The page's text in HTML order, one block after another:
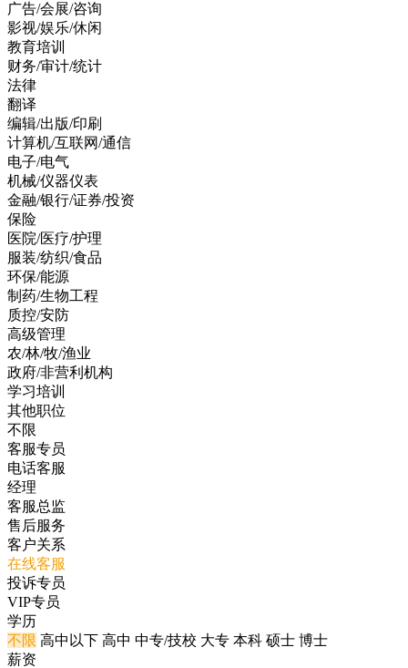
广告/会展/咨询
影视/娱乐/休闲
教育培训
财务/审计/统计
法律
翻译
编辑/出版/印刷
计算机/互联网/通信
电子/电气
机械/仪器仪表
金融/银行/证券/投资
保险
医院/医疗/护理
服装/纺织/食品
环保/能源
制药/生物工程
质控/安防
高级管理
农/林/牧/渔业
政府/非营利机构
学习培训
其他职位
不限
客服专员
电话客服
经理
客服总监
售后服务
客户关系
在线客服
投诉专员
VIP专员
学历
不限 高中以下 高中 中专/技校 大专 本科 硕士 博士
薪资